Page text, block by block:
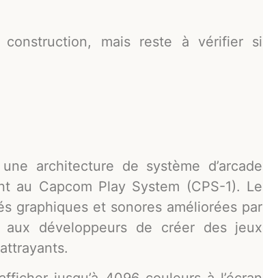
mais reste à vérifier si
architecture de système d’arcade
au Capcom Play System (CPS-1). Le
graphiques et sonores améliorées par
développeurs de créer des jeux